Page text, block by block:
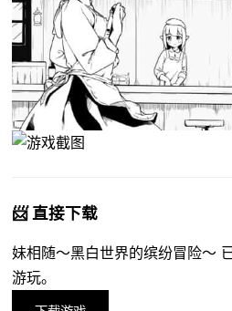
📨 直接下载
妹相随～黑白世界的缤纷冒险～
游玩。